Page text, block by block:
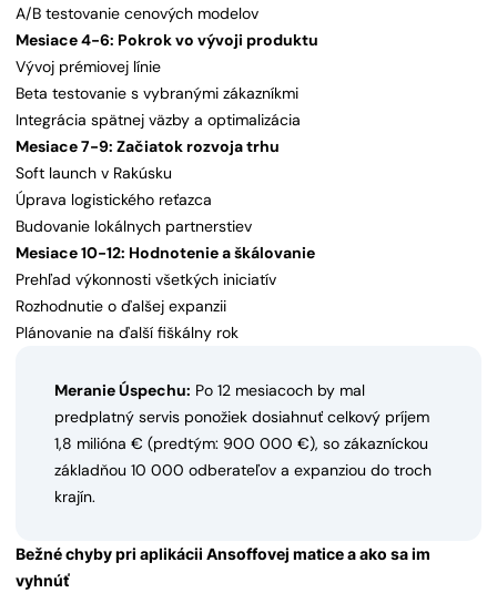
A/B testovanie cenových modelov
Mesiace 4-6: Pokrok vo vývoji produktu
Vývoj prémiovej línie
Beta testovanie s vybranými zákazníkmi
Integrácia spätnej väzby a optimalizácia
Mesiace 7-9: Začiatok rozvoja trhu
Soft launch v Rakúsku
Úprava logistického reťazca
Budovanie lokálnych partnerstiev
Mesiace 10-12: Hodnotenie a škálovanie
Prehľad výkonnosti všetkých iniciatív
Rozhodnutie o ďalšej expanzii
Plánovanie na ďalší fiškálny rok
Meranie Úspechu: Po 12 mesiacoch by mal
predplatný servis ponožiek dosiahnuť celkový príjem
1,8 milióna € (predtým: 900 000 €), so zákazníckou
základňou 10 000 odberateľov a expanziou do troch
krajín.
Bežné chyby pri aplikácii Ansoffovej matice a ako sa im
vyhnúť